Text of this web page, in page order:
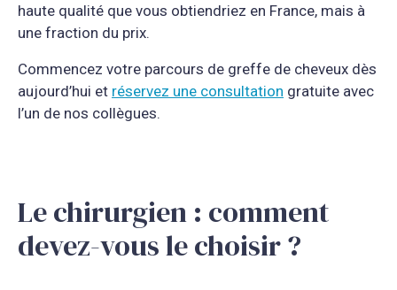
haute qualité que vous obtiendriez en France, mais à
une fraction du prix.
Commencez votre parcours de greffe de cheveux dès
aujourd’hui et réservez une consultation gratuite avec
l’un de nos collègues.
Le chirurgien : comment
devez-vous le choisir ?